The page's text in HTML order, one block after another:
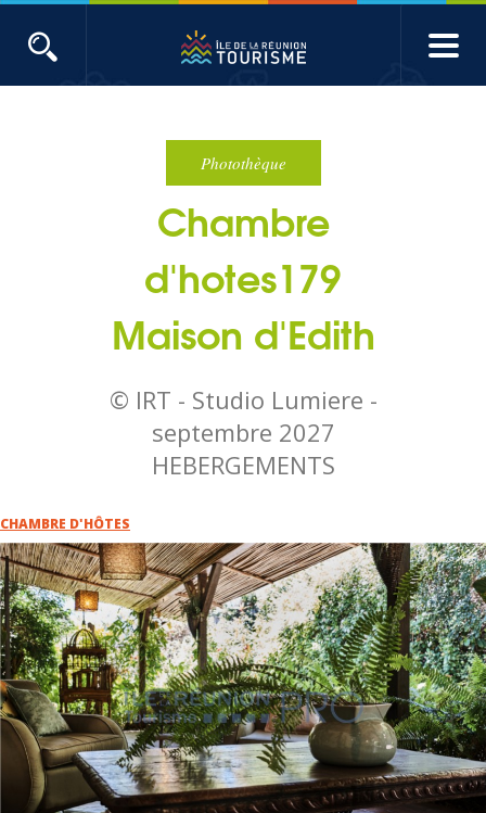
navigation
ACTUALITÉS
Produits touristiques
Etudes et indicateurs
Voyages de presse
Toute l'actualité
Pro. du tourisme
Organisateur de voyage
Journaliste
L'IRT
Photothèque
Chambre
d'hotes179
Maison d'Edith
© IRT - Studio Lumiere -
septembre 2027
HEBERGEMENTS
CHAMBRE D'HÔTES